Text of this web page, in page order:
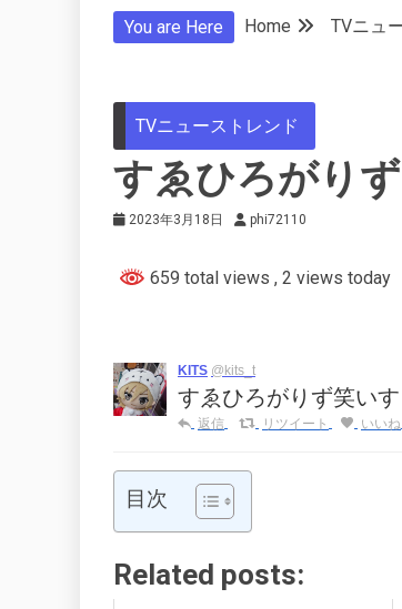
You are Here Home TVニュ
TVニューストレンド
すゑひろがりず
2023年3月18日 phi72110
659 total views , 2 views today
KITS @kits_t
すゑひろがりず笑い
返信 リツイート いいね
目次
Related posts: